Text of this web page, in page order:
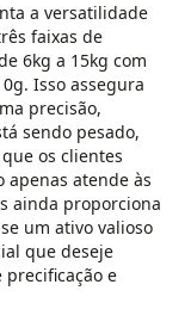
a versatilidade
faixas de
6kg a 15kg com
Isso assegura
precisão,
sendo pesado,
os clientes
atende às
ainda proporciona
um ativo valioso
que deseje
precificação e